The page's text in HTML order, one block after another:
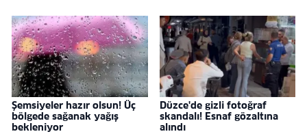
Şemsiyeler hazır olsun! Üç
bölgede sağanak yağış
bekleniyor
Düzce'de gizli fotoğraf
skandalı! Esnaf gözaltına
alındı